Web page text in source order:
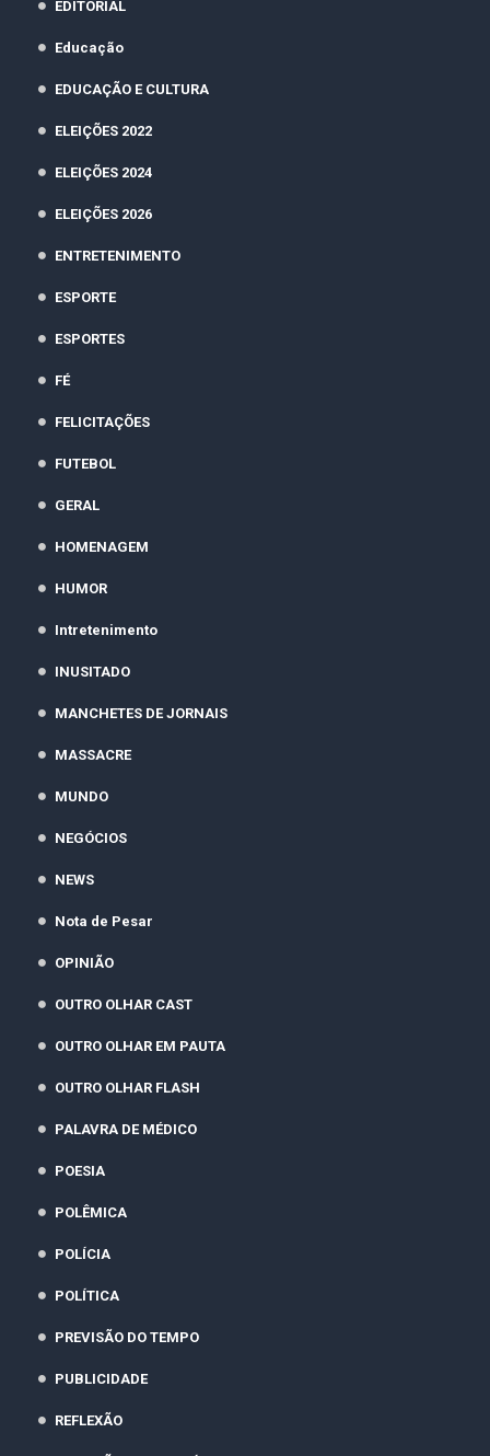
EDITORIAL
Educação
EDUCAÇÃO E CULTURA
ELEIÇÕES 2022
ELEIÇÕES 2024
ELEIÇÕES 2026
ENTRETENIMENTO
ESPORTE
ESPORTES
FÉ
FELICITAÇÕES
FUTEBOL
GERAL
HOMENAGEM
HUMOR
Intretenimento
INUSITADO
MANCHETES DE JORNAIS
MASSACRE
MUNDO
NEGÓCIOS
NEWS
Nota de Pesar
OPINIÃO
OUTRO OLHAR CAST
OUTRO OLHAR EM PAUTA
OUTRO OLHAR FLASH
PALAVRA DE MÉDICO
POESIA
POLÊMICA
POLÍCIA
POLÍTICA
PREVISÃO DO TEMPO
PUBLICIDADE
REFLEXÃO